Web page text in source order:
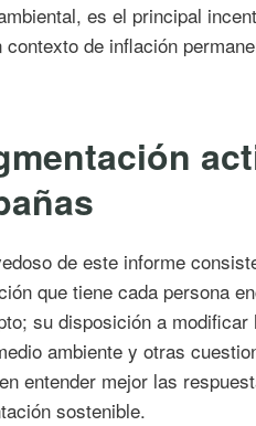
es el principal
contexto de inflación
de este informe
que tiene cada persona
su disposición a
ambiente y otras
entender mejor las
sostenible.